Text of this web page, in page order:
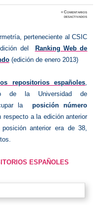
≈Comentarios
desactivadosen
Enero
perteneciente al CSIC
del
Ranking Web de
(edición de enero 2013)
repositorios españoles,
de la Universidad de
laposición número
respecto a la edición anterior
anterior era de 38,
ESPAÑOLES